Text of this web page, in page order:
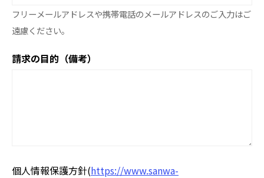
フリーメールアドレスや携帯電話のメールアドレスのご入力はご
遠慮ください。
請求の目的（備考）
個人情報保護方針(https://www.sanwa-